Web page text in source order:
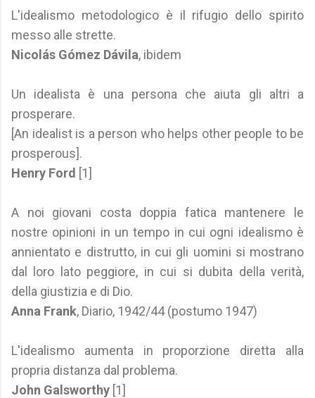
L'idealismo metodologico è il rifugio dello spirito
messo alle strette.
Nicolás Gómez Dávila, ibidem
Un idealista è una persona che aiuta gli altri a
prosperare.
[An idealist is a person who helps other people to be
prosperous].
Henry Ford [1]
A noi giovani costa doppia fatica mantenere le
nostre opinioni in un tempo in cui ogni idealismo è
annientato e distrutto, in cui gli uomini si mostrano
dal loro lato peggiore, in cui si dubita della verità,
della giustizia e di Dio.
Anna Frank, Diario, 1942/44 (postumo 1947)
L'idealismo aumenta in proporzione diretta alla
propria distanza dal problema.
John Galsworthy [1]